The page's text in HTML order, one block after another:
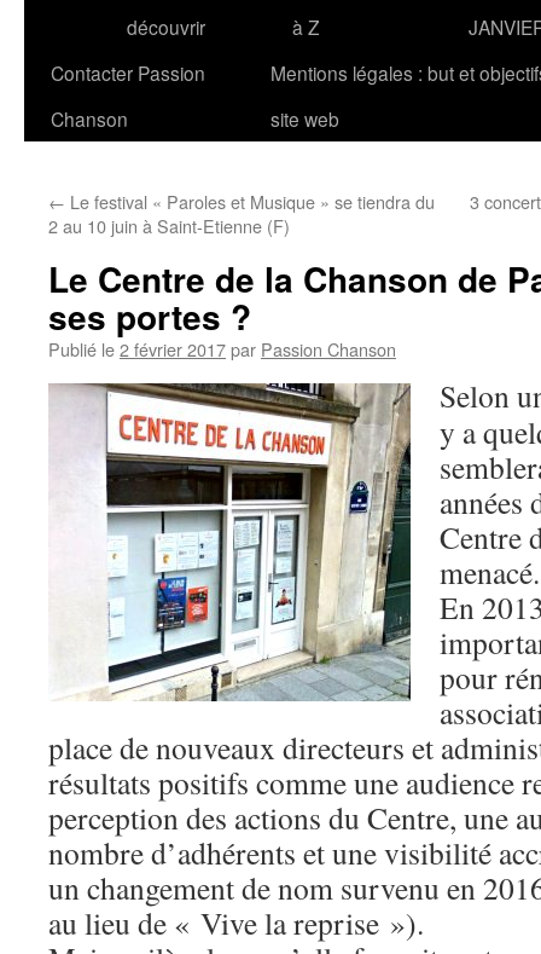
découvrir
à Z
Contacter Passion
Chanson
Mentions légales : but et
site web
← Le festival « Paroles et Musique » se tiendra du
2 au 10 juin à Saint-Etienne (F)
3
Le Centre de la Chanson de
ses portes ?
Publié le2 février 2017par Passion Chanson
Selon
y a
années
Centre
menacé.
En
pour
place de nouveaux directeurs et
résultats positifs comme une audience
perception des actions du Centre, une
nombre d’adhérents et une visibilité
un changement de nom survenu en
au lieu de « Vive la reprise »).